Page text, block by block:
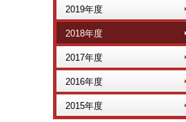
2019年度
2018年度
2017年度
2016年度
2015年度